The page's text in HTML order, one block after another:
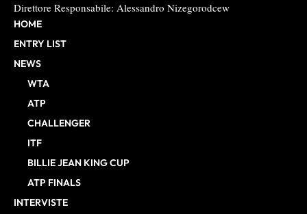
Direttore Responsabile: Alessandro Nizegorodcew
HOME
ENTRY LIST
NEWS
WTA
ATP
CHALLENGER
ITF
BILLIE JEAN KING CUP
ATP FINALS
INTERVISTE